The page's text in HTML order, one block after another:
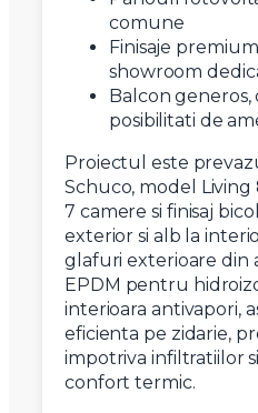
comune
Finisaje
showroom
Balcon
posibilitati de
Proiectul este
Schuco, model
7 camere si finisaj
exterior si alb la
glafuri exterioare din
EPDM pentru
interioara antivapori,
eficienta pe zidarie,
impotriva infiltratiilor
confort termic.